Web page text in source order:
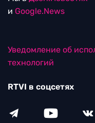
и Google.News
Уведомление об
технологий
RTVI в соцсетях